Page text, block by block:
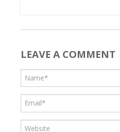
LEAVE A COMMENT